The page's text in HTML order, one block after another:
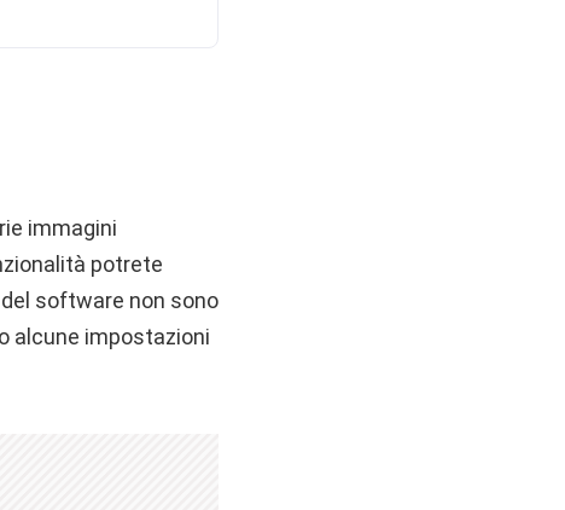
immagini
potrete
software non sono
alcune impostazioni